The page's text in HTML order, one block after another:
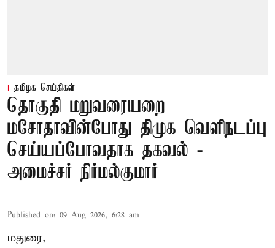
தமிழக செய்திகள்
தொகுதி மறுவரையறை
மசோதாவின்போது திமுக வெளிநடப்பு
செய்யப்போவதாக தகவல் -
அமைச்சர் நிர்மல்குமார்
Published on: 09 Aug 2026, 6:28 am
மதுரை,